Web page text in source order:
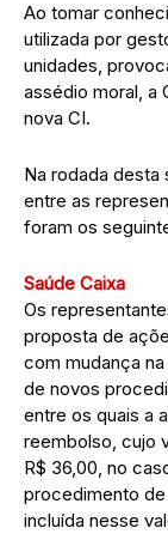
Ao tomar
utilizada por
unidades,
assédio moral, a
nova CI.
Na rodada
entre as
foram os
Saúde Caixa
Os
proposta de
com mudança
de novos
entre os quais a
reembolso, cujo
R$ 36,00, no
procedimento
incluída nesse